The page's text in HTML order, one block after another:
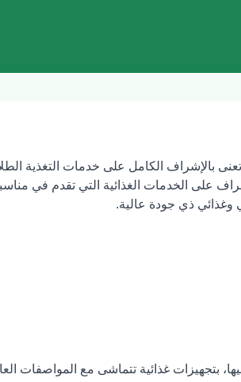
بالإشراف الكامل على خدمات التغذية
على الخدمات الغذائية التي تقدم في
ذي جودة عالية.
بتجهيزات غذائية تتماشى مع المواصفات